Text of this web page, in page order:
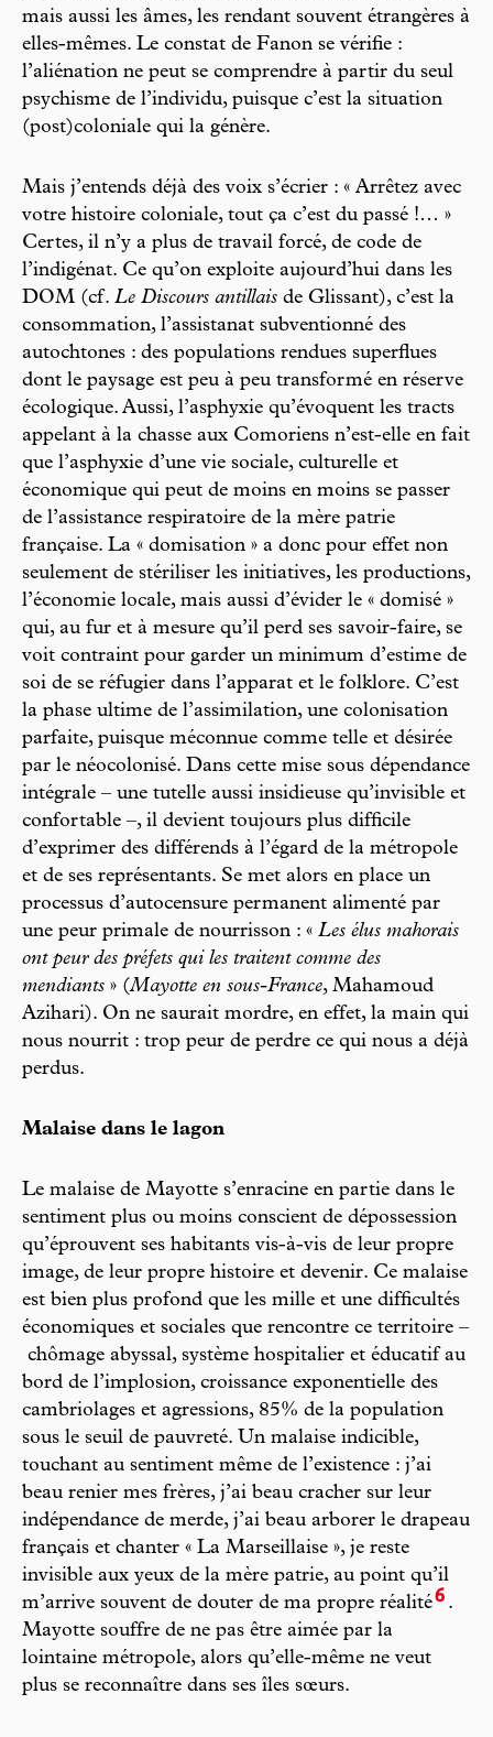
mais aussi les âmes, les rendant souvent étrangères à
elles-mêmes. Le constat de Fanon se vérifie :
l’aliénation ne peut se comprendre à partir du seul
psychisme de l’individu, puisque c’est la situation
(post)coloniale qui la génère.
Mais j’entends déjà des voix s’écrier : « Arrêtez avec
votre histoire coloniale, tout ça c’est du passé !… »
Certes, il n’y a plus de travail forcé, de code de
l’indigénat. Ce qu’on exploite aujourd’hui dans les
DOM (cf. Le Discours antillais de Glissant), c’est la
consommation, l’assistanat subventionné des
autochtones : des populations rendues superflues
dont le paysage est peu à peu transformé en réserve
écologique. Aussi, l’asphyxie qu’évoquent les tracts
appelant à la chasse aux Comoriens n’est-elle en fait
que l’asphyxie d’une vie sociale, culturelle et
économique qui peut de moins en moins se passer
de l’assistance respiratoire de la mère patrie
française. La « domisation » a donc pour effet non
seulement de stériliser les initiatives, les productions,
l’économie locale, mais aussi d’évider le « domisé »
qui, au fur et à mesure qu’il perd ses savoir-faire, se
voit contraint pour garder un minimum d’estime de
soi de se réfugier dans l’apparat et le folklore. C’est
la phase ultime de l’assimilation, une colonisation
parfaite, puisque méconnue comme telle et désirée
par le néocolonisé. Dans cette mise sous dépendance
intégrale – une tutelle aussi insidieuse qu’invisible et
confortable –, il devient toujours plus difficile
d’exprimer des différends à l’égard de la métropole
et de ses représentants. Se met alors en place un
processus d’autocensure permanent alimenté par
une peur primale de nourrisson : « Les élus mahorais
ont peur des préfets qui les traitent comme des
mendiants » (Mayotte en sous-France, Mahamoud
Azihari). On ne saurait mordre, en effet, la main qui
nous nourrit : trop peur de perdre ce qui nous a déjà
perdus.
Malaise dans le lagon
Le malaise de Mayotte s’enracine en partie dans le
sentiment plus ou moins conscient de dépossession
qu’éprouvent ses habitants vis-à-vis de leur propre
image, de leur propre histoire et devenir. Ce malaise
est bien plus profond que les mille et une difficultés
économiques et sociales que rencontre ce territoire –
chômage abyssal, système hospitalier et éducatif au
bord de l’implosion, croissance exponentielle des
cambriolages et agressions, 85% de la population
sous le seuil de pauvreté. Un malaise indicible,
touchant au sentiment même de l’existence : j’ai
beau renier mes frères, j’ai beau cracher sur leur
indépendance de merde, j’ai beau arborer le drapeau
français et chanter « La Marseillaise », je reste
invisible aux yeux de la mère patrie, au point qu’il
m’arrive souvent de douter de ma propre réalité6 .
Mayotte souffre de ne pas être aimée par la
lointaine métropole, alors qu’elle-même ne veut
plus se reconnaître dans ses îles sœurs.